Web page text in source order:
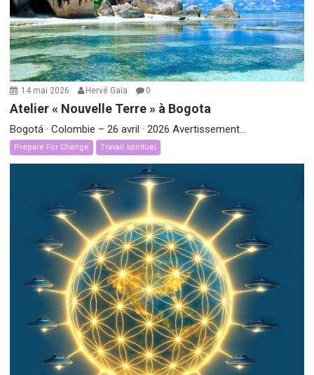
14 mai 2026 Hervé Gaïa 0
Atelier « Nouvelle Terre » à Bogota
Bogotá · Colombie – 26 avril · 2026 Avertissement...
Prepare For Change Travail spirituel